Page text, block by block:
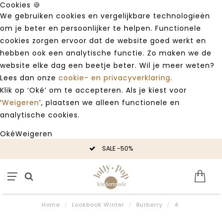
Cookies 🍪
We gebruiken cookies en vergelijkbare technologieën
om je beter en persoonlijker te helpen. Functionele
cookies zorgen ervoor dat de website goed werkt en
hebben ook een analytische functie. Zo maken we de
website elke dag een beetje beter. Wil je meer weten?
Lees dan onze cookie- en privacyverklaring.
Klik op ‘Oké’ om te accepteren. Als je kiest voor
‘Weigeren’, plaatsen we alleen functionele en
analytische cookies.
OkéWeigeren
SALE -50%
Home / Lookbook Winter / Burberry / 4